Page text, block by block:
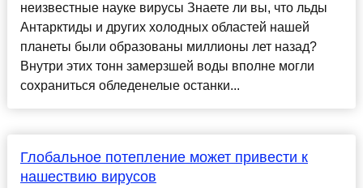
неизвестные науке вирусы Знаете ли вы, что льды
Антарктиды и других холодных областей нашей
планеты были образованы миллионы лет назад?
Внутри этих тонн замерзшей воды вполне могли
сохраниться обледенелые останки...
Глобальное потепление может привести к
нашествию вирусов